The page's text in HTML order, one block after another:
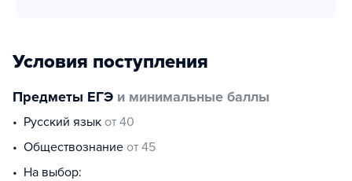
Условия поступления
Предметы ЕГЭ и минимальные баллы
русский язык от 40
обществознание от 45
На выбор: